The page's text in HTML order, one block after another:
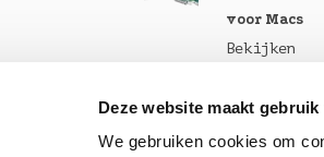
Deze website maakt
We gebruiken cookies om
voor Macs
Bekijken
MacBook
Pro en M5